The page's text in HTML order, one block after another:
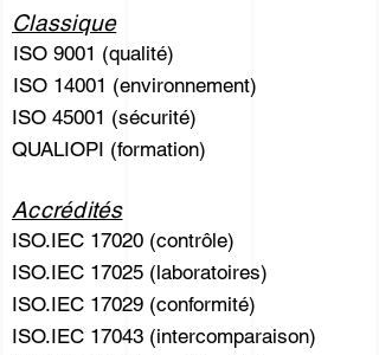
Classique
ISO 9001 (qualité)
ISO 14001 (environnement)
ISO 45001 (sécurité)
QUALIOPI (formation)
Accrédités
ISO.IEC 17020 (contrôle)
ISO.IEC 17025 (laboratoires)
ISO.IEC 17029 (conformité)
ISO.IEC 17043 (intercomparaison)